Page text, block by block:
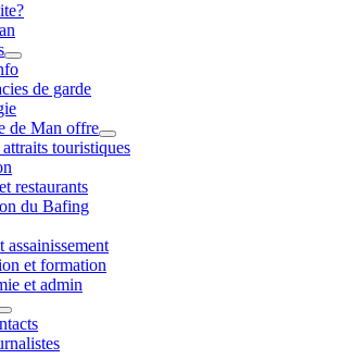
Show
sub
menude garde
de Man offre
Show
sub
attraits touristiques
restaurants
du Bafing
assainissement
et formation
et admin
Show
sub
menu